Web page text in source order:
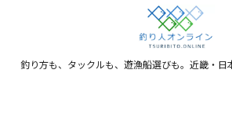
釣り方も、タックルも、遊漁船選びも。近畿・日